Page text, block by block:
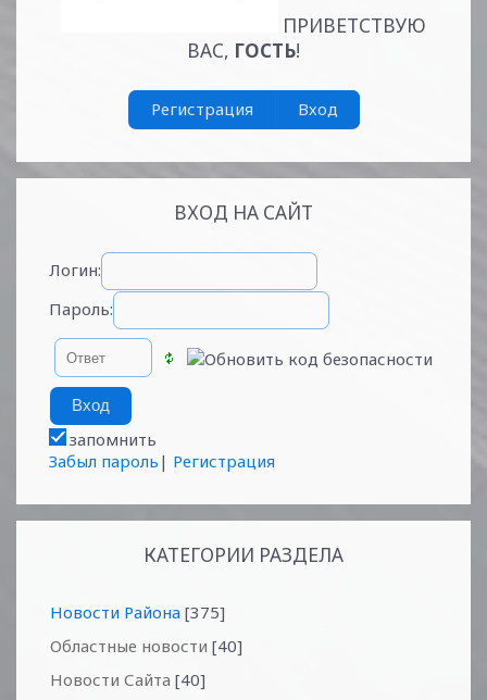
ПРИВЕТСТВУЮ
ВАС, ГОСТЬ!
Регистрация Вход
ВХОД НА САЙТ
Логин:
Пароль:
запомнить
Забыл пароль | Регистрация
КАТЕГОРИИ РАЗДЕЛА
Новости Района [375]
Областные новости [40]
Новости Сайта [40]